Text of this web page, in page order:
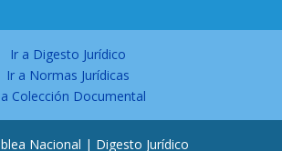
Ir a Digesto Jurídico
Ir a Normas Jurídicas
Colección Documental
Nacional | Digesto Jurídico